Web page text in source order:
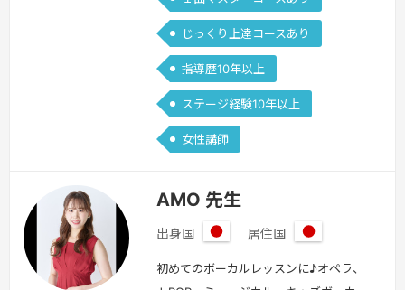
じっくり上達コースあり
指導歴10年以上
ステージ経験10年以上
女性講師
AMO 先生
出身国
本
居住国
本
初めてのボーカルレッスンに♪オペラ、